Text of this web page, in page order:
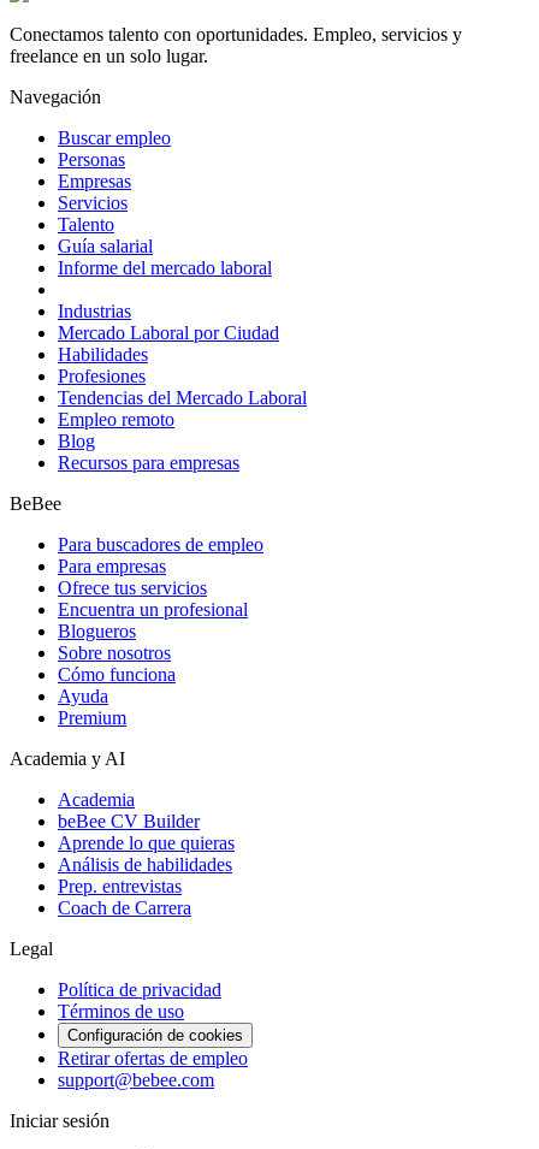
Conectamos talento con oportunidades. Empleo, servicios y
freelance en un solo lugar.
Navegación
Buscar empleo
Personas
Empresas
Servicios
Talento
Guía salarial
Informe del mercado laboral
Industrias
Mercado Laboral por Ciudad
Habilidades
Profesiones
Tendencias del Mercado Laboral
Empleo remoto
Blog
Recursos para empresas
BeBee
Para buscadores de empleo
Para empresas
Ofrece tus servicios
Encuentra un profesional
Blogueros
Sobre nosotros
Cómo funciona
Ayuda
Premium
Academia y AI
Academia
beBee CV Builder
Aprende lo que quieras
Análisis de habilidades
Prep. entrevistas
Coach de Carrera
Legal
Política de privacidad
Términos de uso
Configuración de cookies
Retirar ofertas de empleo
support@bebee.com
Iniciar sesión